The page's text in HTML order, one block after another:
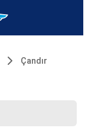
Çandır